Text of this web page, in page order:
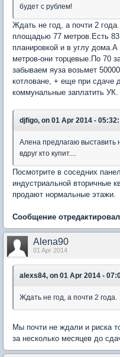
будет с рублем!
Ждать не год, а почти 2
площадью 77 метров.Есть
планировкой и в углу
метров-они торцевые.По 70
забываем яуза возьмет
котловане, + еще при сдаче
коммунальные заплатить
djfigo, on 01 Apr 2014 - 05:32:
Алена предлагаю
вдруг кто купит....
Посмотрите в соседних
индустриальной вторичные
продают нормальные этажи.
Сообщение
Alena90
01 Apr 2014
alexs84, on 01 Apr 2014 -
Ждать не год, а почти 2 года.
Мы почти не ждали и риска
за несколько месяцев до